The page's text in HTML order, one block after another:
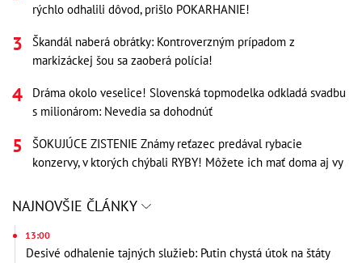
rýchlo odhalili dôvod, prišlo POKARHANIE!
Škandál naberá obrátky: Kontroverzným prípadom z
markizáckej šou sa zaoberá polícia!
Dráma okolo veselice! Slovenská topmodelka odkladá svadbu
s milionárom: Nevedia sa dohodnúť
ŠOKUJÚCE ZISTENIE Známy reťazec predával rybacie
konzervy, v ktorých chýbali RYBY! Môžete ich mať doma aj vy
NAJNOVŠIE ČLÁNKY
13:00
Desivé odhalenie tajných služieb: Putin chystá útok na štáty